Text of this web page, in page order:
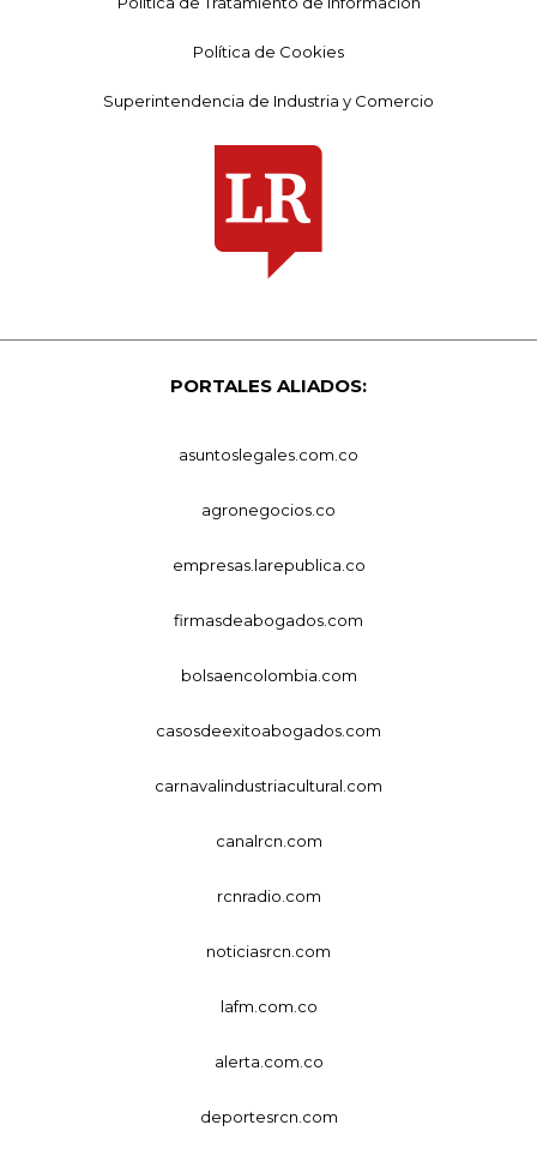
Política de Cookies
Superintendencia de Industria y Comercio
PORTALES ALIADOS:
asuntoslegales.com.co
agronegocios.co
empresas.larepublica.co
firmasdeabogados.com
bolsaencolombia.com
casosdeexitoabogados.com
carnavalindustriacultural.com
canalrcn.com
rcnradio.com
noticiasrcn.com
lafm.com.co
alerta.com.co
deportesrcn.com